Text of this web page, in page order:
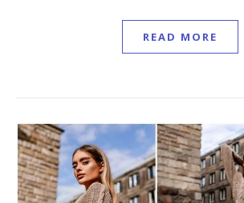
READ MORE